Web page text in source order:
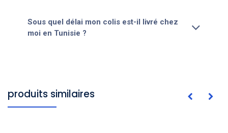
Sous quel délai mon colis est-il livré chez
moi en Tunisie ?
produits similaires